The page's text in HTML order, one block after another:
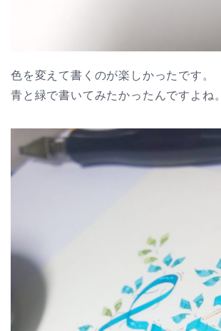
色を変えて書くのが楽しかったです。
青と緑で書いてみたかったんですよね。